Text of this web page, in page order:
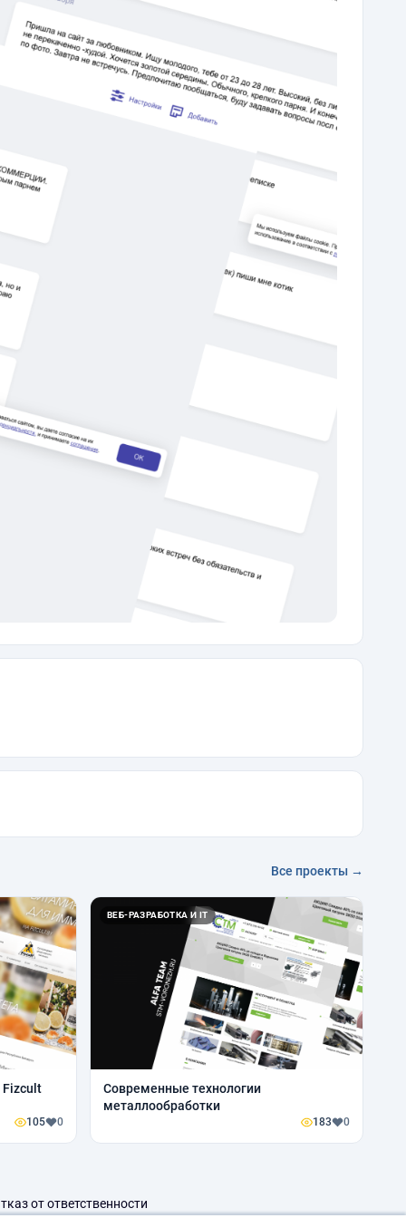
Все проекты →
Fizcult
105 0
ВЕБ-РАЗРАБОТКА И IT
Современные технологии
металлообработки
183 0
от ответственности